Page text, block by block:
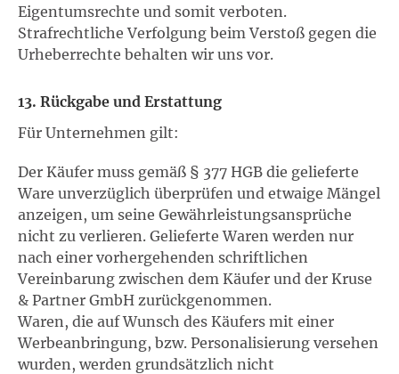
Eigentumsrechte und somit verboten.
Strafrechtliche Verfolgung beim Verstoß gegen die
Urheberrechte behalten wir uns vor.
13. Rückgabe und Erstattung
Für Unternehmen gilt:
Der Käufer muss gemäß § 377 HGB die gelieferte
Ware unverzüglich überprüfen und etwaige Mängel
anzeigen, um seine Gewährleistungsansprüche
nicht zu verlieren. Gelieferte Waren werden nur
nach einer vorhergehenden schriftlichen
Vereinbarung zwischen dem Käufer und der Kruse
& Partner GmbH zurückgenommen.
Waren, die auf Wunsch des Käufers mit einer
Werbeanbringung, bzw. Personalisierung versehen
wurden, werden grundsätzlich nicht